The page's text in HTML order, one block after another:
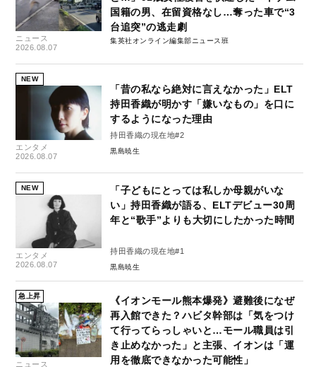
ニュース
2026.08.07
国籍の男、在留資格なし…奪った車で“3
台追突”の逃走劇
集英社オンライン編集部ニュース班
NEW
エンタメ
2026.08.07
「昔の私なら絶対に言えなかった」ELT
持田香織が明かす「嫌いなもの」を口に
するようになった理由
持田香織の現在地#2
黒島暁生
NEW
エンタメ
2026.08.07
「子どもにとっては私しか母親がいな
い」持田香織が語る、ELTデビュー30周
年と“歌手”よりも大切にしたかった時間
持田香織の現在地#1
黒島暁生
急上昇
ニュース
《イオンモール熊本爆発》避難後になぜ
再入館できた？ハビタ幹部は「気をつけ
て行ってらっしゃいと…モール職員は引
き止めなかった」と主張、イオンは「運
用を徹底できなかった可能性」